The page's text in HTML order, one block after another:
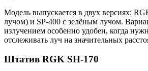
Модель выпускается в двух версиях:
лучом) и SP‑400 с зелёным лучом.
излучением особенно удобен, когда
отслеживать луч на значительных
Штатив RGK SH‑170